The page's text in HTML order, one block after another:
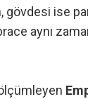
gövdesi ise
aynı